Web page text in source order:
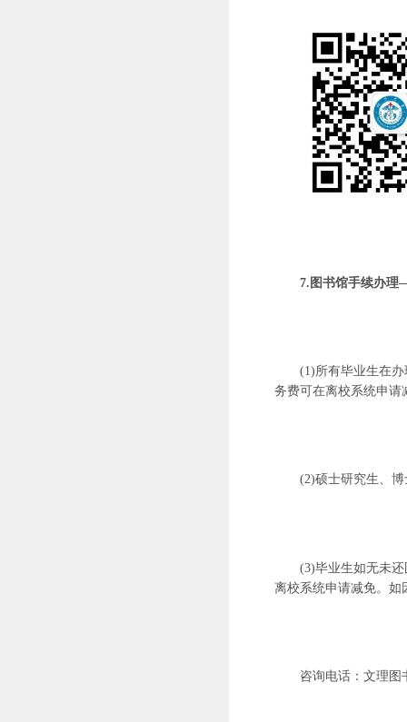
7.图书馆手续办
(1)所有毕业生在
务费可在离校系统申请
(2)硕士研究生、
(3)毕业生如无未
离校系统申请减免。如
咨询电话：文理图